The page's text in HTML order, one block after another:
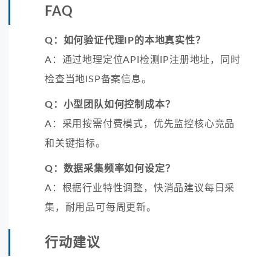
FAQ
Q：如何验证代理IP的本地真实性？
A：通过地理定位API检测IP注册地址，同时
检查当地ISP备案信息。
Q：小型团队如何控制成本？
A：采用按需付费模式，优先监控核心竞品
和关键指标。
Q：数据采集频率如何设定？
A：根据行业特性调整，快消品建议每日采
集，耐用品可每周更新。
行动建议